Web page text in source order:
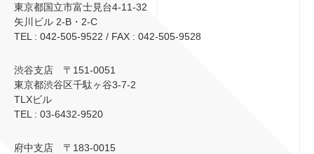
東京都国立市富士見台4-11-32
矢川ビル 2-B・2-C
TEL : 042-505-9522 / FAX : 042-505-9528
渋谷支店 〒151-0051
東京都渋谷区千駄ヶ谷3-7-2
TLXビル
TEL : 03-6432-9520
府中支店 〒183-0015